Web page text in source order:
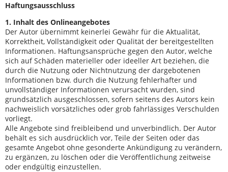
Haftungsausschluss
1. Inhalt des Onlineangebotes
Der Autor übernimmt keinerlei Gewähr für die Aktualität,
Korrektheit, Vollständigkeit oder Qualität der bereitgestellten
Informationen. Haftungsansprüche gegen den Autor, welche
sich auf Schäden materieller oder ideeller Art beziehen, die
durch die Nutzung oder Nichtnutzung der dargebotenen
Informationen bzw. durch die Nutzung fehlerhafter und
unvollständiger Informationen verursacht wurden, sind
grundsätzlich ausgeschlossen, sofern seitens des Autors kein
nachweislich vorsätzliches oder grob fahrlässiges Verschulden
vorliegt.
Alle Angebote sind freibleibend und unverbindlich. Der Autor
behält es sich ausdrücklich vor, Teile der Seiten oder das
gesamte Angebot ohne gesonderte Ankündigung zu verändern,
zu ergänzen, zu löschen oder die Veröffentlichung zeitweise
oder endgültig einzustellen.